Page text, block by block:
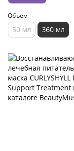
Объем
50 мл 360 мл